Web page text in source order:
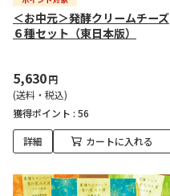
＜お中元＞発酵クリームチーズ
６種セット（東日本版）
5,630円
(送料・税込)
獲得ポイント : 56
詳細 カートに入れる